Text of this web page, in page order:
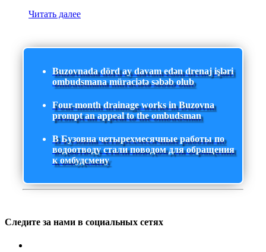
Читать далее
Buzovnada dörd ay davam edən drenaj işləri
ombudsmana müraciətə səbəb olub
Four-month drainage works in Buzovna
prompt an appeal to the ombudsman
В Бузовна четырехмесячные работы по
водоотводу стали поводом для обращения
к омбудсмену
Следите за нами в социальных сетях